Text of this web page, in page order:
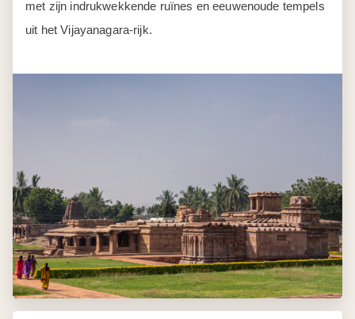
met zijn indrukwekkende ruïnes en eeuwenoude tempels
uit het Vijayanagara-rijk.